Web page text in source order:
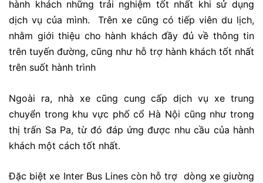
hành khách những trải nghiệm tốt nhất khi sử dụng
dịch vụ của mình. Trên xe cũng có tiếp viên du lịch,
nhằm giới thiệu cho hành khách đầy đủ về thông tin
trên tuyến đường, cũng như hỗ trợ hành khách tốt nhất
trên suốt hành trình
Ngoài ra, nhà xe cũng cung cấp dịch vụ xe trung
chuyển trong khu vực phố cổ Hà Nội cũng như trong
thị trấn Sa Pa, từ đó đáp ứng được nhu cầu của hành
khách một cách tốt nhất.
Đặc biệt xe Inter Bus Lines còn hỗ trợ dòng xe giường